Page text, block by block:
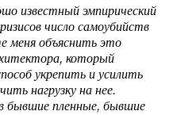
известный эмпирический
число самоубийств
меня объяснить это
который
укрепить и усилить
нагрузку на нее.
бывшие пленные, бывшие